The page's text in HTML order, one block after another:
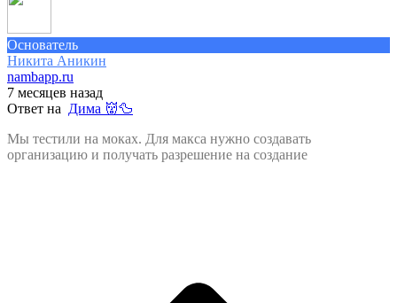
Основатель
Никита Аникин
nambapp.ru
7 месяцев назад
Ответ на Дима 👹🦆
Мы тестили на моках. Для макса нужно создавать
организацию и получать разрешение на создание